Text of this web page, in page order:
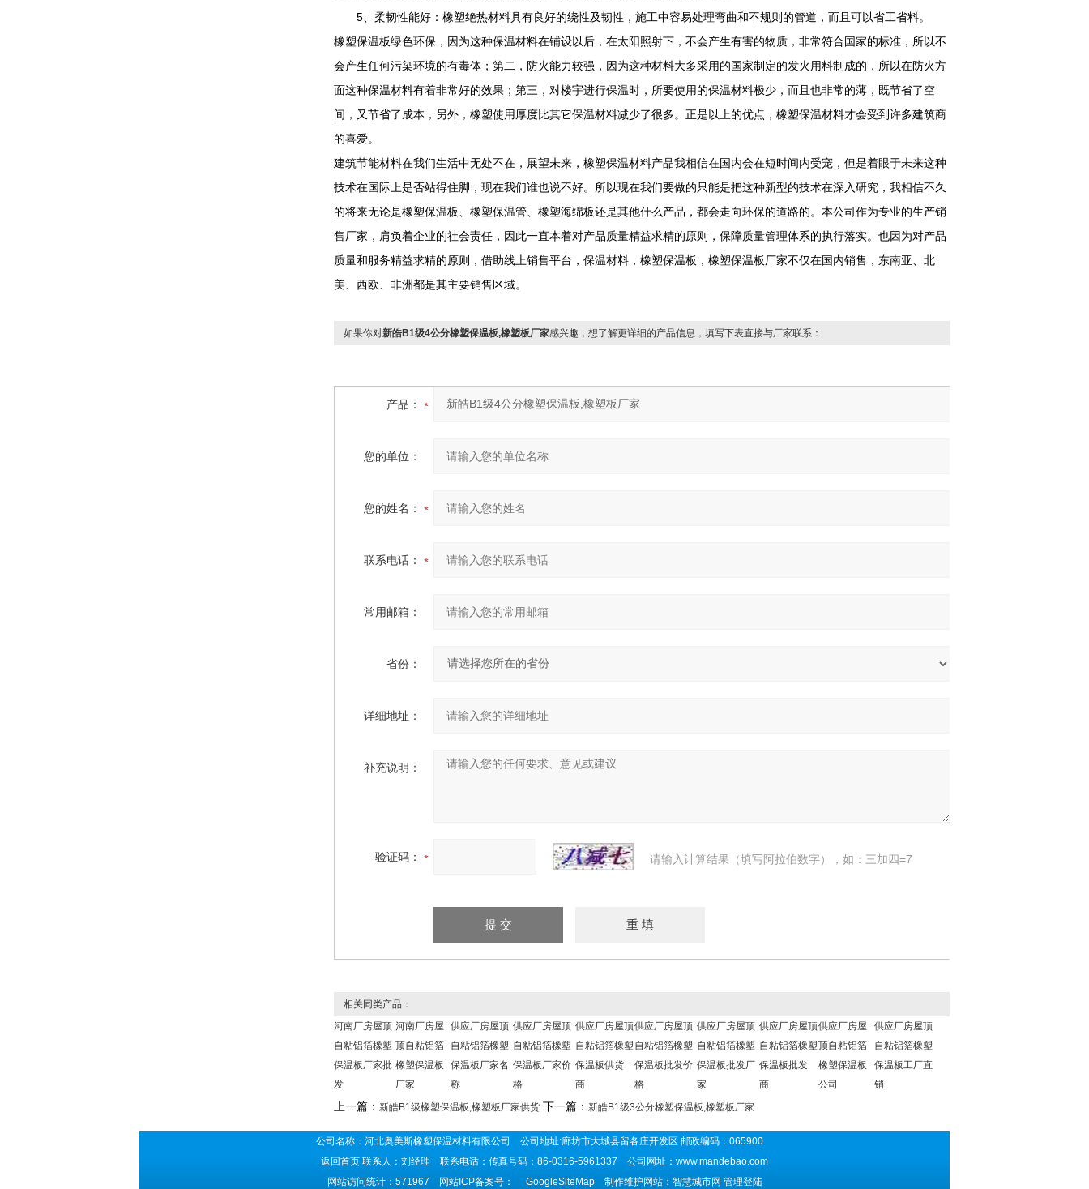
5、柔韧性能好：橡塑绝热材料具有良好的绕性及韧性，施工中容易处理弯曲和不规则的管道，而且可以省工省料。
橡塑保温板绿色环保，因为这种保温材料在铺设以后，在太阳照射下，不会产生有害的物质，非常符合国家的标准，所以不
会产生任何污染环境的有毒体；第二，防火能力较强，因为这种材料大多采用的国家制定的发火用料制成的，所以在防火方
面这种保温材料有着非常好的效果；第三，对楼宇进行保温时，所要使用的保温材料极少，而且也非常的薄，既节省了空
间，又节省了成本，另外，橡塑使用厚度比其它保温材料减少了很多。正是以上的优点，橡塑保温材料才会受到许多建筑商
的喜爱。
建筑节能材料在我们生活中无处不在，展望未来，橡塑保温材料产品我相信在国内会在短时间内受宠，但是着眼于未来这种
技术在国际上是否站得住脚，现在我们谁也说不好。所以现在我们要做的只能是把这种新型的技术在深入研究，我相信不久
的将来无论是橡塑保温板、橡塑保温管、橡塑海绵板还是其他什么产品，都会走向环保的道路的。本公司作为专业的生产销
售厂家，肩负着企业的社会责任，因此一直本着对产品质量精益求精的原则，保障质量管理体系的执行落实。也因为对产品
质量和服务精益求精的原则，借助线上销售平台，保温材料，橡塑保温板，橡塑保温板厂家不仅在国内销售，东南亚、北
美、西欧、非洲都是其主要销售区域。
如果你对新皓B1级4公分橡塑保温板,橡塑板厂家感兴趣，想了解更详细的产品信息，填写下表直接与厂家联系：
产品：
您的单位：
您的姓名：
联系电话：
常用邮箱：
省份：
详细地址：
补充说明：
验证码： 请输入计算结果（填写阿拉伯数字），如：三加四=7
相关同类产品：
河南厂房屋顶
自粘铝箔橡塑
保温板厂家批
发
河南厂房屋
顶自粘铝箔
橡塑保温板
厂家
供应厂房屋顶
自粘铝箔橡塑
保温板厂家名
称
供应厂房屋顶
自粘铝箔橡塑
保温板厂家价
格
供应厂房屋顶
自粘铝箔橡塑
保温板供货
商
供应厂房屋顶
自粘铝箔橡塑
保温板批发价
格
供应厂房屋顶
自粘铝箔橡塑
保温板批发厂
家
供应厂房屋顶
自粘铝箔橡塑
保温板批发
商
供应厂房屋
顶自粘铝箔
橡塑保温板
公司
供应厂房屋顶
自粘铝箔橡塑
保温板工厂直
销
上一篇： 新皓B1级橡塑保温板,橡塑板厂家供货 下一篇： 新皓B1级3公分橡塑保温板,橡塑板厂家
公司名称：河北奥美斯橡塑保温材料有限公司 公司地址:廊坊市大城县留各庄开发区 邮政编码：065900
返回首页 联系人：刘经理 联系电话：传真号码：86-0316-5961337 公司网址： www.mandebao.com
网站访问统计：571967 网站ICP备案号：
GoogleSiteMap制作维护网站：智慧城市网 管理登陆